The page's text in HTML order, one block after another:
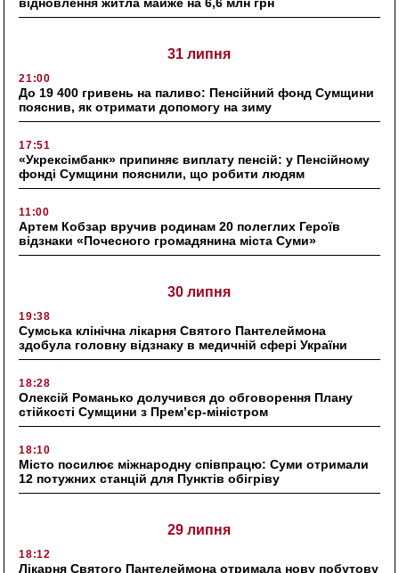
31 липня
21:00
До 19 400 гривень на паливо: Пенсійний фонд Сумщини
пояснив, як отримати допомогу на зиму
17:51
«Укрексімбанк» припиняє виплату пенсій: у Пенсійному
фонді Сумщини пояснили, що робити людям
11:00
Артем Кобзар вручив родинам 20 полеглих Героїв
відзнаки «Почесного громадянина міста Суми»
30 липня
19:38
Сумська клінічна лікарня Святого Пантелеймона
здобула головну відзнаку в медичній сфері України
18:28
Олексій Романько долучився до обговорення Плану
стійкості Сумщини з Прем’єр-міністром
18:10
Місто посилює міжнародну співпрацю: Суми отримали
12 потужних станцій для Пунктів обігріву
29 липня
18:12
Лікарня Святого Пантелеймона отримала нову побутову